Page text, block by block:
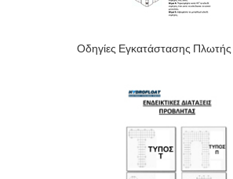
Οδηγίες Εγκατάστασης Πλωτής